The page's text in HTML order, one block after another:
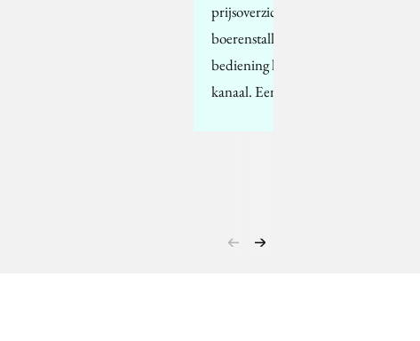
prijsoverzicht in het
boerenstalletje zonder
bediening langs het
kanaal. Een ei kost 13…